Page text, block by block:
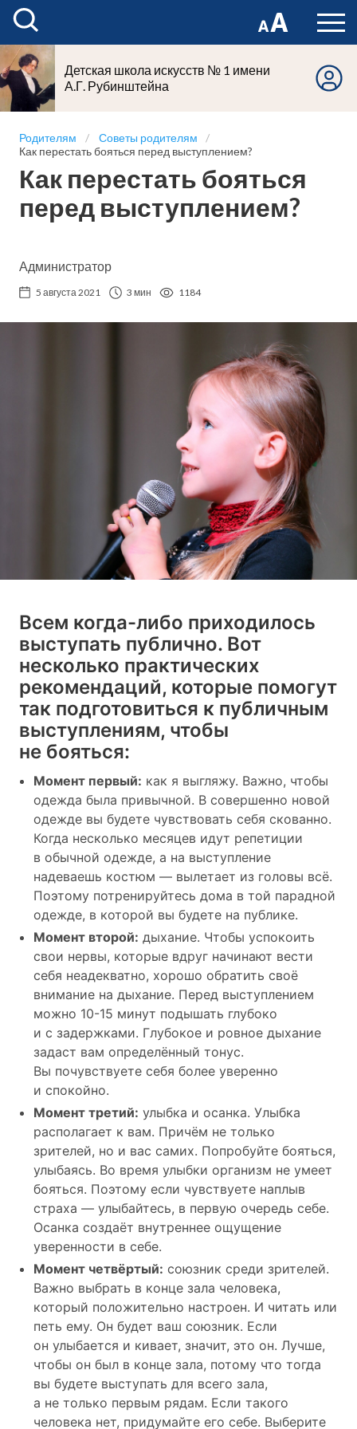
Детская школа искусств № 1 имени
А.Г. Рубинштейна
Родителям
Советы родителям
Как перестать бояться перед выступлением?
Как перестать бояться
перед выступлением?
Администратор
5 августа 2021 3 мин 1184
Всем когда-либо приходилось
выступать публично. Вот
несколько практических
рекомендаций, которые помогут
так подготовиться к публичным
выступлениям, чтобы
не бояться:
Момент первый: как я выгляжу. Важно, чтобы
одежда была привычной. В совершенно новой
одежде вы будете чувствовать себя скованно.
Когда несколько месяцев идут репетиции
в обычной одежде, а на выступление
надеваешь костюм — вылетает из головы всё.
Поэтому потренируйтесь дома в той парадной
одежде, в которой вы будете на публике.
Момент второй: дыхание. Чтобы успокоить
свои нервы, которые вдруг начинают вести
себя неадекватно, хорошо обратить своё
внимание на дыхание. Перед выступлением
можно 10-15 минут подышать глубоко
и с задержками. Глубокое и ровное дыхание
задаст вам определённый тонус.
Вы почувствуете себя более уверенно
и спокойно.
Момент третий: улыбка и осанка. Улыбка
располагает к вам. Причём не только
зрителей, но и вас самих. Попробуйте бояться,
улыбаясь. Во время улыбки организм не умеет
бояться. Поэтому если чувствуете наплыв
страха — улыбайтесь, в первую очередь себе.
Осанка создаёт внутреннее ощущение
уверенности в себе.
Момент четвёртый: союзник среди зрителей.
Важно выбрать в конце зала человека,
который положительно настроен. И читать или
петь ему. Он будет ваш союзник. Если
он улыбается и кивает, значит, это он. Лучше,
чтобы он был в конце зала, потому что тогда
вы будете выступать для всего зала,
а не только первым рядам. Если такого
человека нет, придумайте его себе. Выберите